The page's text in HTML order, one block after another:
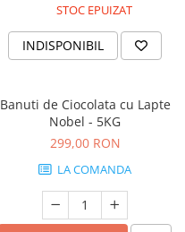
STOC EPUIZAT
INDISPONIBIL
Banuti de Ciocolata cu Lapte
Nobel - 5KG
299,00 RON
LA COMANDA